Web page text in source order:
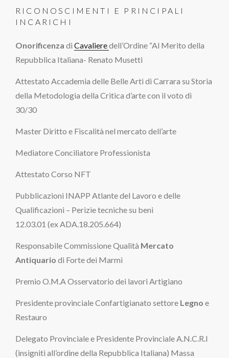
RICONOSCIMENTI E PRINCIPALI
INCARICHI
Onorificenza di Cavalieredell’Ordine “Al Merito della
Repubblica Italiana- Renato Musetti
Attestato Accademia delle Belle Arti di Carrara su Storia
della Metodologia della Critica d’arte con il voto di
30/30
Master Diritto e Fiscalità nel mercato dell’arte
Mediatore Conciliatore Professionista
Attestato Corso NFT
Pubblicazioni INAPP Atlante del Lavoro e delle
Qualificazioni – Perizie tecniche su beni
12.03.01 (ex ADA.18.205.664)
Responsabile Commissione Qualità Mercato
Antiquario di Forte dei Marmi
Premio O.M.A Osservatorio dei lavori Artigiano
Presidente provinciale Confartigianato settore Legno e
Restauro
Delegato Provinciale e Presidente Provinciale A.N.C.R.I
(insigniti all’ordine della Repubblica Italiana) Massa